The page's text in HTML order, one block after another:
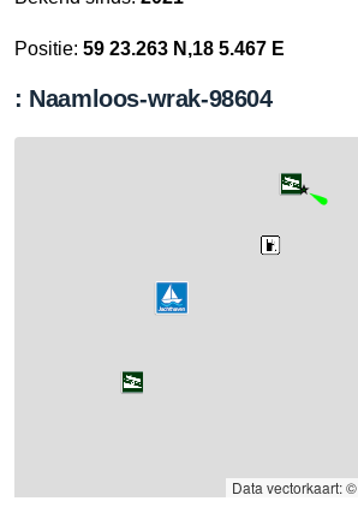
Positie: 59 23.263 N,18 5.467 E
: Naamloos-wrak-98604
Data vectorkaart: ©